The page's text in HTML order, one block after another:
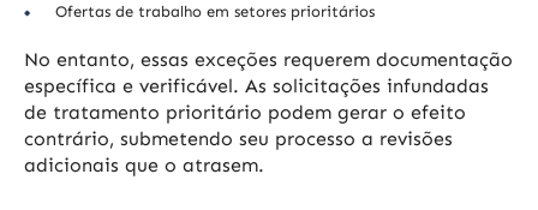
Ofertas de trabalho em setores prioritários
No entanto, essas exceções requerem documentação
específica e verificável. As solicitações infundadas
de tratamento prioritário podem gerar o efeito
contrário, submetendo seu processo a revisões
adicionais que o atrasem.